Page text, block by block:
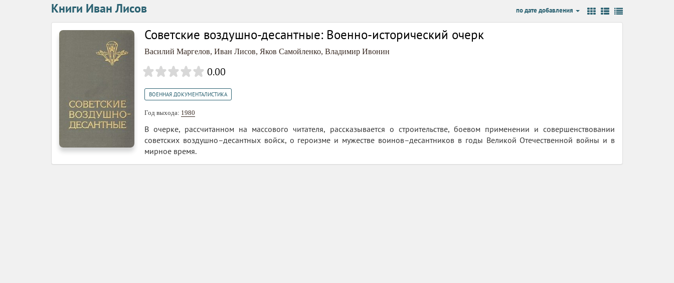
Книги Иван Лисов по дате добавления
Советские воздушно-десантные: Военно-исторический очерк
Василий Маргелов, Иван Лисов, Яков Самойленко, Владимир Ивонин
0.00
ВОЕННАЯ ДОКУМЕНТАЛИСТИКА
Год выхода: 1980
В очерке, рассчитанном на массового читателя, рассказывается о строительстве, боевом применении и совершенствовании
советских воздушно–десантных войск, о героизме и мужестве воинов–десантников в годы Великой Отечественной войны и в
мирное время.